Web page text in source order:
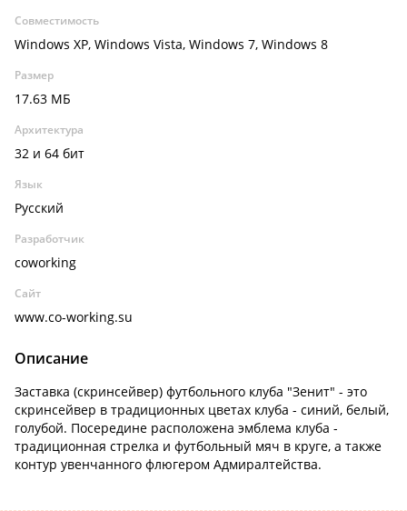
Совместимость
Windows XP, Windows Vista, Windows 7, Windows 8
Размер
17.63 МБ
Архитектура
32 и 64 бит
Язык
Русский
Разработчик
coworking
Сайт
www.co-working.su
Описание
Заставка (скринсейвер) футбольного клуба "Зенит" - это
скринсейвер в традиционных цветах клуба - синий, белый,
голубой. Посередине расположена эмблема клуба -
традиционная стрелка и футбольный мяч в круге, а также
контур увенчанного флюгером Адмиралтейства.